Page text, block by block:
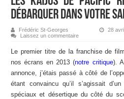
débarquer dans votre
Frédéric St-Georges 28
Laissez un commentaire
Le premier titre de la franchise de
nos écrans en 2013 (notre critique).
annonce, j’étais passé à côté de
étant convaincu qu’il s’agissait
spéciaux et désertique du côté du